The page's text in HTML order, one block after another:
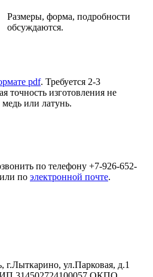
Размеры, форма, подробности
обсуждаются.
pdf. Требуется 2-3
точность изготовления не
или латунь.
по телефону +7-926-652-
по электронной почте.
г.Лыткарино, ул.Парковая, д.1